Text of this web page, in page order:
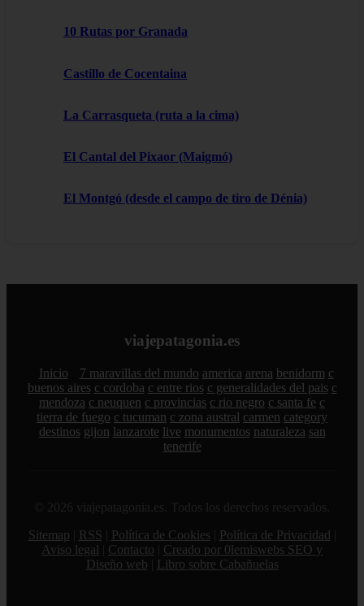
10 Rutas por Granada
Castillo de Cocentaina
La Carrasqueta (ruta a la cima)
El Cantal del Pixaor (Maigmó)
El Montgó (desde el campo de tiro de Dénia)
viajepatagonia.es
Inicio 7 maravillas del mundo america arena benidorm c
buenos aires c cordoba c entre rios c generalidades del pais c
mendoza c neuquen c provincias c rio negro c santa fe c
tierra de fuego c tucuman c zona austral carmen category
destinos gijon lanzarote live monumentos naturaleza san
tenerife
© 2026 viajepatagonia.es. Todos los derechos reservados.
Sitemap
RSS Política de Cookies Política de Privacidad
Aviso legal
Contacto
Creado por 0lemiswebs SEO y
Diseño web
Libro sobre Cabañuelas